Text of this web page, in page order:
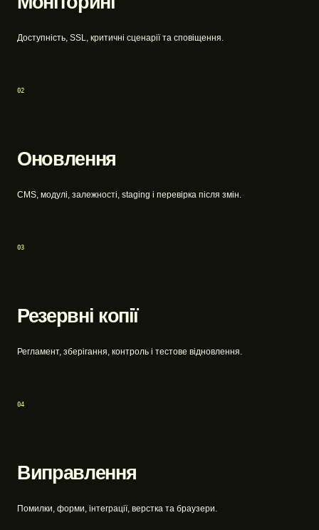
Доступність, SSL, критичні сценарії та сповіщення.
02
Оновлення
CMS, модулі, залежності, staging і перевірка після змін.
03
Резервні копії
Регламент, зберігання, контроль і тестове відновлення.
04
Виправлення
Помилки, форми, інтеграції, верстка та браузери.